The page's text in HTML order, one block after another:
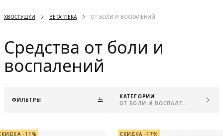
ХВОСТУШКИ ВЕТАПТЕКА ОТ БОЛИ И ВОСПАЛЕНИЙ
Средства от боли и
воспалений
ФИЛЬТРЫ
КАТЕГОРИИ
ОТ БОЛИ И ВОСПАЛЕНИЙ
-11% СКИДКА -17%